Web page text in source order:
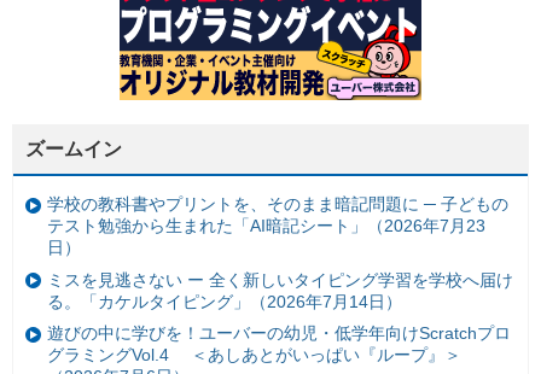
ズームイン
学校の教科書やプリントを、そのまま暗記問題に ─ 子どもの
テスト勉強から生まれた「AI暗記シート」（2026年7月23
日）
ミスを見逃さない ー 全く新しいタイピング学習を学校へ届け
る。「カケルタイピング」（2026年7月14日）
遊びの中に学びを！ユーバーの幼児・低学年向けScratchプロ
グラミングVol.4 ＜あしあとがいっぱい『ループ』＞